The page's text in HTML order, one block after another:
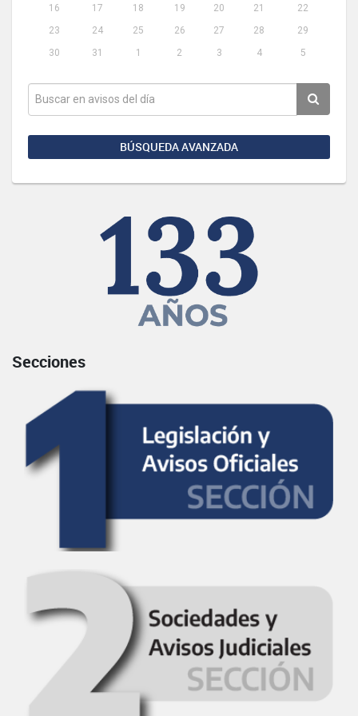
16 17 18 19 20 21
22
23
24 25 26 27 28
29
30
31 1 2 3 4 5
BÚSQUEDA AVANZADA
Secciones